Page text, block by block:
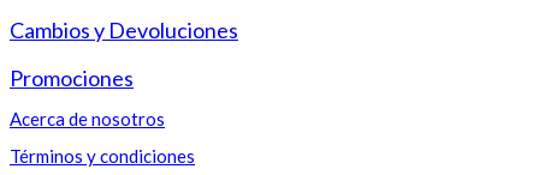
Cambios y Devoluciones
Promociones
Acerca de nosotros
Términos y condiciones